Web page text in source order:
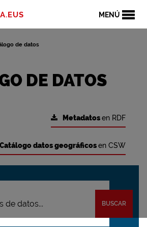
MENÚ
de datos
DE DATOS
Metadatosen RDF
Catálogo datos geográficosen CSW
BUSCAR